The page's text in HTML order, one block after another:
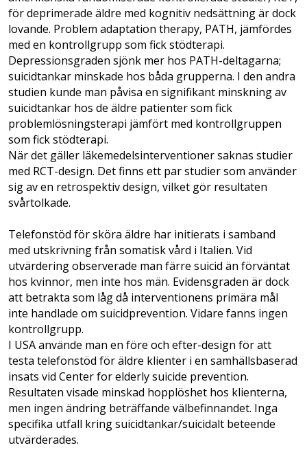
för deprimerade äldre med kognitiv nedsättning är dock
lovande. Problem adaptation therapy, PATH, jämfördes
med en kontrollgrupp som fick stödterapi.
Depressionsgraden sjönk mer hos PATH-deltagarna;
suicidtankar minskade hos båda grupperna. I den andra
studien kunde man påvisa en signifikant minskning av
suicidtankar hos de äldre patienter som fick
problemlösningsterapi jämfört med kontrollgruppen
som fick stödterapi.
När det gäller läkemedelsinterventioner saknas studier
med RCT-design. Det finns ett par studier som använder
sig av en retrospektiv design, vilket gör resultaten
svårtolkade.
Telefonstöd för sköra äldre har initierats i samband
med utskrivning från somatisk vård i Italien. Vid
utvärdering observerade man färre suicid än förväntat
hos kvinnor, men inte hos män. Evidensgraden är dock
att betrakta som låg då interventionens primära mål
inte handlade om suicidprevention. Vidare fanns ingen
kontrollgrupp.
I USA använde man en före och efter-design för att
testa telefonstöd för äldre klienter i en samhällsbaserad
insats vid Center for elderly suicide prevention.
Resultaten visade minskad hopplöshet hos klienterna,
men ingen ändring beträffande välbefinnandet. Inga
specifika utfall kring suicidtankar/suicidalt beteende
utvärderades.